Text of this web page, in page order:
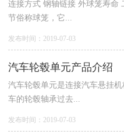
连接方式 钢轴链接 外球笼寿命
节俗称球笼，它...
发布时间：2019-07-03
汽车轮毂单元产品介绍
汽车轮毂单元是连接汽车悬挂
车的轮毂轴承过去...
发布时间：2019-07-03